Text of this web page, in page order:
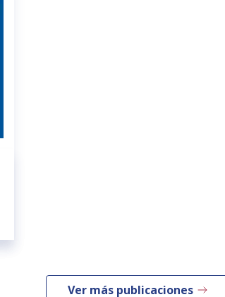
Ver más publicaciones